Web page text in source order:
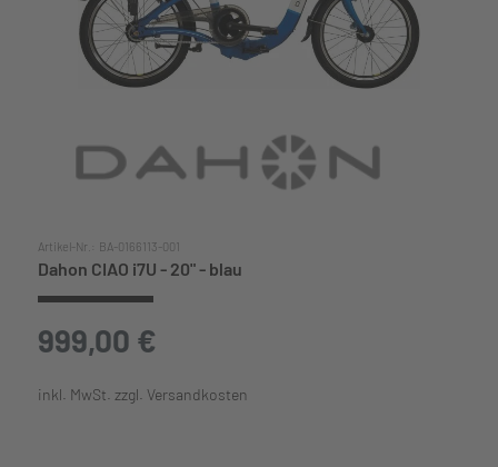
Artikel-Nr.: BA-0166113-001
Dahon CIAO i7U - 20" - blau
999,00 €
inkl. MwSt. zzgl. Versandkosten